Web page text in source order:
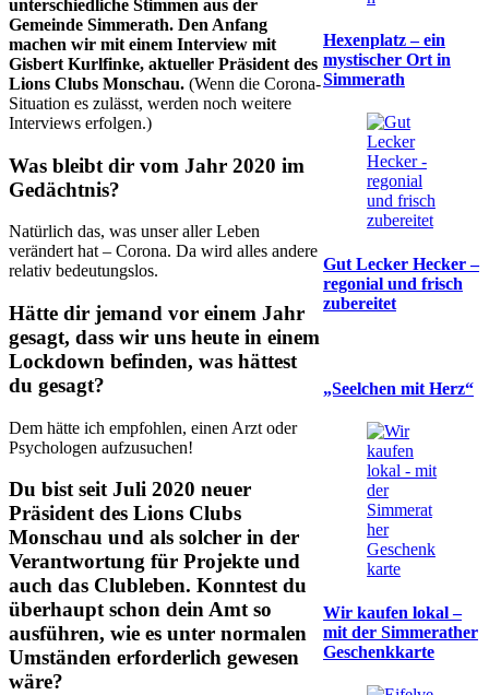
unterschiedliche Stimmen aus der
Gemeinde Simmerath. Den Anfang
machen wir mit einem Interview mit
Gisbert Kurlfinke, aktueller Präsident des
Lions Clubs Monschau. (Wenn die Corona-
Situation es zulässt, werden noch weitere
Interviews erfolgen.)
Was bleibt dir vom Jahr 2020 im
Gedächtnis?
Natürlich das, was unser aller Leben
verändert hat – Corona. Da wird alles andere
relativ bedeutungslos.
Hätte dir jemand vor einem Jahr
gesagt, dass wir uns heute in einem
Lockdown befinden, was hättest
du gesagt?
Dem hätte ich empfohlen, einen Arzt oder
Psychologen aufzusuchen!
Du bist seit Juli 2020 neuer
Präsident des Lions Clubs
Monschau und als solcher in der
Verantwortung für Projekte und
auch das Clubleben. Konntest du
überhaupt schon dein Amt so
ausführen, wie es unter normalen
Umständen erforderlich gewesen
wäre?
Hexenplatz – ein
mystischer Ort in
Simmerath
Gut Lecker Hecker –
regonial und frisch
zubereitet
„Seelchen mit Herz“
Wir kaufen lokal –
mit der Simmerather
Geschenkkarte